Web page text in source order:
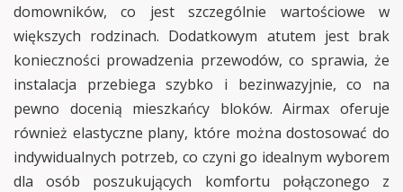
domowników, co jest szczególnie wartościowe w
większych rodzinach. Dodatkowym atutem jest brak
konieczności prowadzenia przewodów, co sprawia, że
instalacja przebiega szybko i bezinwazyjnie, co na
pewno docenią mieszkańcy bloków. Airmax oferuje
również elastyczne plany, które można dostosować do
indywidualnych potrzeb, co czyni go idealnym wyborem
dla osób poszukujących komfortu połączonego z